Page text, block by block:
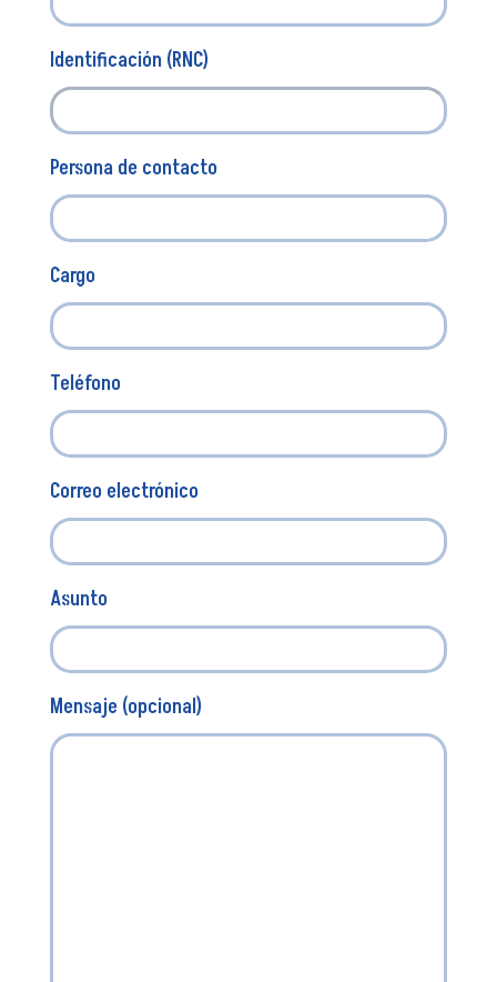
Identificación (RNC)
Persona de contacto
Cargo
Teléfono
Correo electrónico
Asunto
Mensaje (opcional)